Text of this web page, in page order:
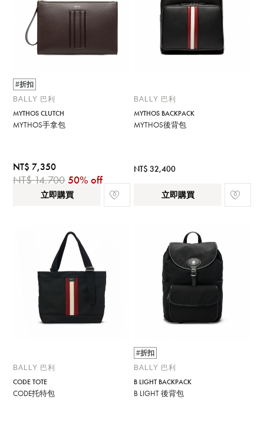
#折扣
BALLY 巴利
MYTHOS CLUTCH
MYTHOS手拿包
NT$ 7,350
NT$ 14,700 50% off
立即購買
BALLY 巴利
MYTHOS BACKPACK
MYTHOS後背包
NT$ 32,400
立即購買
BALLY 巴利
CODE TOTE
CODE托特包
#折扣
BALLY 巴利
B LIGHT BACKPACK
B LIGHT 後背包